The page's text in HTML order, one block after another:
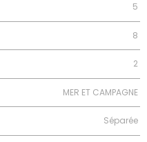
5
8
2
MER ET CAMPAGNE
Séparée